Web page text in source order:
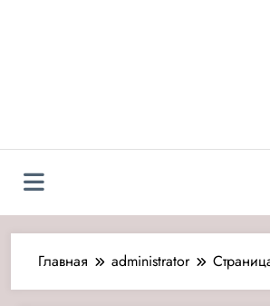
Главная administrator